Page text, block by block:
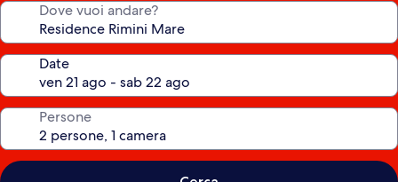
Dove vuoi andare?
Date
Persone